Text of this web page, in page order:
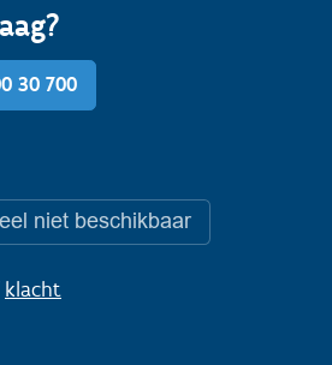
30 700
niet beschikbaar
klacht